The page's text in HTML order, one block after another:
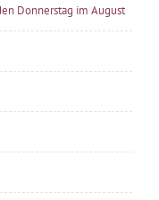
Donnerstag im August